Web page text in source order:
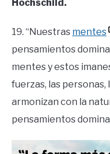
Hochschild.
19. “Nuestras mentes
pensamientos
mentes y estos
fuerzas, las personas,
armonizan con la
pensamientos